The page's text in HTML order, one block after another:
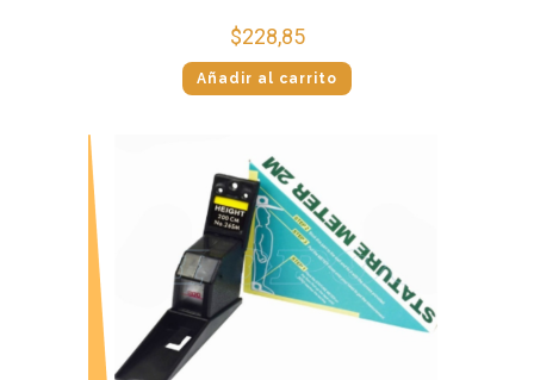
$228,85
Añadir al carrito